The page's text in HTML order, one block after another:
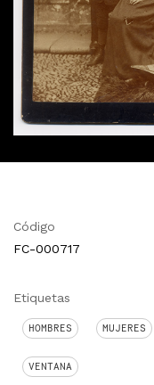
Código
FC-000717
Etiquetas
HOMBRES MUJERES
VENTANA